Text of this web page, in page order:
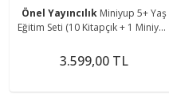
Önel Yayıncılık Miniyup 5+ Yaş
Eğitim Seti (10 Kitapçık + 1 Miniyup
3.599,00 TL